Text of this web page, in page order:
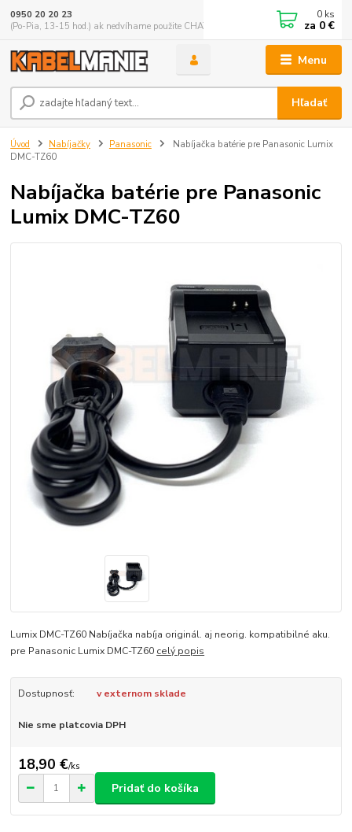
Menu
Hľadať
0950 20 20 23
(Po-Pia, 13-15 hod.) ak nedvíhame použite CHATBOX
0 ks
za 0 €
Úvod Nabíjačky Panasonic
Nabíjačka batérie pre Panasonic Lumix
DMC-TZ60
Nabíjačka batérie pre Panasonic
Lumix DMC-TZ60
Lumix DMC-TZ60 Nabíjačka nabíja originál. aj neorig. kompatibilné aku.
pre Panasonic Lumix DMC-TZ60 celý popis
Dostupnosť: v externom sklade
Nie sme platcovia DPH
18,90 €/ks
Pridať do košíka